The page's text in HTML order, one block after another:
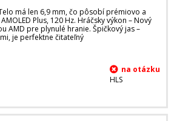
má len 6,9 mm, čo pôsobí prémiovo a
Plus, 120 Hz. Hráčsky výkon – Nový
AMD pre plynulé hranie. Špičkový jas –
je perfektne čitateľný
HLS